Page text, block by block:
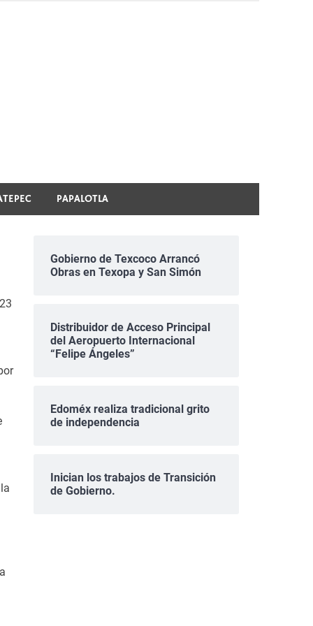
PAPALOTLA
Gobierno de Texcoco Arrancó
Obras en Texopa y San Simón
Distribuidor de Acceso Principal
del Aeropuerto Internacional
“Felipe Ángeles”
Edoméx realiza tradicional grito
de independencia
Inician los trabajos de Transición
de Gobierno.